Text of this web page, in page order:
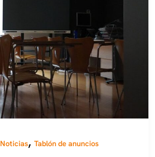
Noticias,Tablón de anuncios